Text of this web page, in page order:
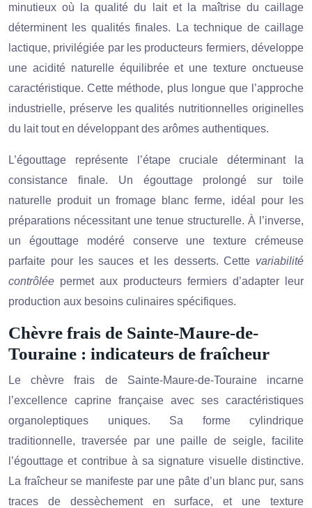
minutieux où la qualité du lait et la maîtrise du caillage
déterminent les qualités finales. La technique de caillage
lactique, privilégiée par les producteurs fermiers, développe
une acidité naturelle équilibrée et une texture onctueuse
caractéristique. Cette méthode, plus longue que l’approche
industrielle, préserve les qualités nutritionnelles originelles
du lait tout en développant des arômes authentiques.
L’égouttage représente l’étape cruciale déterminant la
consistance finale. Un égouttage prolongé sur toile
naturelle produit un fromage blanc ferme, idéal pour les
préparations nécessitant une tenue structurelle. À l’inverse,
un égouttage modéré conserve une texture crémeuse
parfaite pour les sauces et les desserts. Cette variabilité
contrôlée permet aux producteurs fermiers d’adapter leur
production aux besoins culinaires spécifiques.
Chèvre frais de Sainte-Maure-de-
Touraine : indicateurs de fraîcheur
Le chèvre frais de Sainte-Maure-de-Touraine incarne
l’excellence caprine française avec ses caractéristiques
organoleptiques uniques. Sa forme cylindrique
traditionnelle, traversée par une paille de seigle, facilite
l’égouttage et contribue à sa signature visuelle distinctive.
La fraîcheur se manifeste par une pâte d’un blanc pur, sans
traces de dessèchement en surface, et une texture